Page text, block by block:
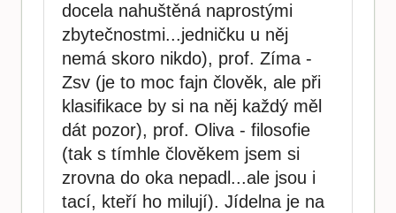
docela nahuštěná naprostými
zbytečnostmi...jedničku u něj
nemá skoro nikdo), prof. Zíma -
Zsv (je to moc fajn člověk, ale při
klasifikace by si na něj každý měl
dát pozor), prof. Oliva - filosofie
(tak s tímhle člověkem jsem si
zrovna do oka nepadl...ale jsou i
tací, kteří ho milují). Jídelna je na